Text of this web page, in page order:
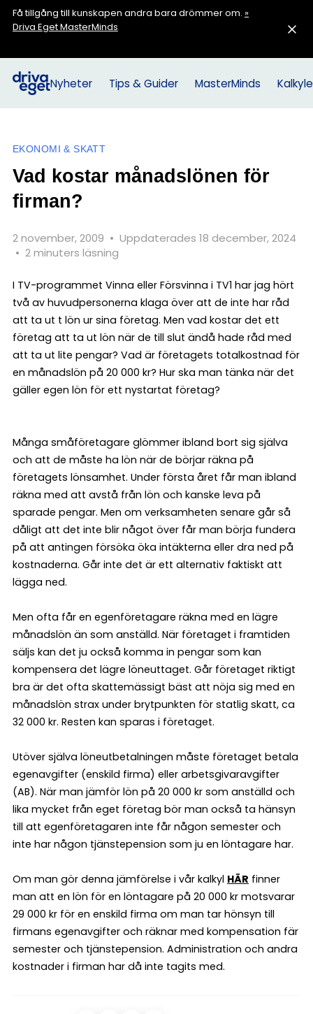
Få tillgång till kunskapen andra bara drömmer om. »
Driva Eget MasterMinds
Nyheter Tips & Guider MasterMinds
EKONOMI & SKATT
Vad kostar månadslönen för
firman?
2 november, 2009 • Uppdaterades 18 december, 2024
• 2 minuters läsning
I TV-programmet Vinna eller Försvinna i TV1 har jag hört
två av huvudpersonerna klaga över att de inte har råd
att ta ut t lön ur sina företag. Men vad kostar det ett
företag att ta ut lön när de till slut ändå hade råd med
att ta ut lite pengar? Vad är företagets totalkostnad för
en månadslön på 20 000 kr? Hur ska man tänka när det
gäller egen lön för ett nystartat företag?
Många småföretagare glömmer ibland bort sig själva
och att de måste ha lön när de börjar räkna på
företagets lönsamhet. Under första året får man ibland
räkna med att avstå från lön och kanske leva på
sparade pengar. Men om verksamheten senare går så
dåligt att det inte blir något över får man börja fundera
på att antingen försöka öka intäkterna eller dra ned på
kostnaderna. Går inte det är ett alternativ faktiskt att
lägga ned.
Men ofta får en egenföretagare räkna med en lägre
månadslön än som anställd. När företaget i framtiden
säljs kan det ju också komma in pengar som kan
kompensera det lägre löneuttaget. Går företaget riktigt
bra är det ofta skattemässigt bäst att nöja sig med en
månadslön strax under brytpunkten för statlig skatt, ca
32 000 kr. Resten kan sparas i företaget.
Utöver själva löneutbetalningen måste företaget betala
egenavgifter (enskild firma) eller arbetsgivaravgifter
(AB). När man jämför lön på 20 000 kr som anställd och
lika mycket från eget företag bör man också ta hänsyn
till att egenföretagaren inte får någon semester och
inte har någon tjänstepension som ju en löntagare har.
Om man gör denna jämförelse i vår kalkyl HÄR finner
man att en lön för en löntagare på 20 000 kr motsvarar
29 000 kr för en enskild firma om man tar hönsyn till
firmans egenavgifter och räknar med kompensation fär
semester och tjänstepension. Administration och andra
kostnader i firman har då inte tagits med.